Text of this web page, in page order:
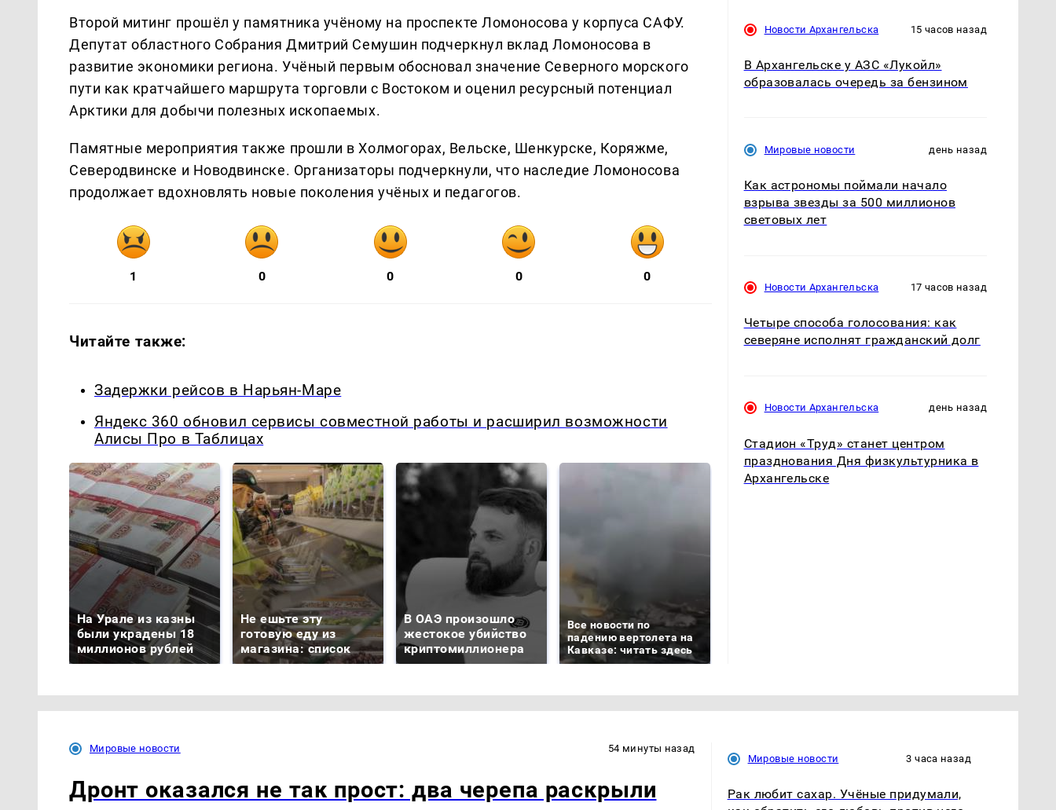
Второй митинг прошёл у памятника учёному на проспекте Ломоносова у корпуса САФУ.
Депутат областного Собрания Дмитрий Семушин подчеркнул вклад Ломоносова в
развитие экономики региона. Учёный первым обосновал значение Северного морского
пути как кратчайшего маршрута торговли с Востоком и оценил ресурсный потенциал
Арктики для добычи полезных ископаемых.
Памятные мероприятия также прошли в Холмогорах, Вельске, Шенкурске, Коряжме,
Северодвинске и Новодвинске. Организаторы подчеркнули, что наследие Ломоносова
продолжает вдохновлять новые поколения учёных и педагогов.
1 0 0 0 0
Читайте также:
Задержки рейсов в Нарьян-Маре
Яндекс 360 обновил сервисы совместной работы и расширил возможности
Алисы Про в Таблицах
На Урале из казны
были украдены 18
миллионов рублей
Не ешьте эту
готовую еду из
магазина: список
В ОАЭ произошло
жестокое убийство
криптомиллионера
Все новости по
падению вертолета на
Кавказе: читать здесь
Новости Архангельска 15 часов назад
В Архангельске у АЗС «Лукойл»
образовалась очередь за бензином
Мировые новости день назад
Как астрономы поймали начало
взрыва звезды за 500 миллионов
световых лет
Новости Архангельска 17 часов назад
Четыре способа голосования: как
северяне исполнят гражданский долг
Новости Архангельска день назад
Стадион «Труд» станет центром
празднования Дня физкультурника в
Архангельске
Мировые новости 54 минуты назад
Дронт оказался не так прост: два черепа раскрыли
Мировые новости 3 часа назад
Рак любит сахар. Учёные придумали,